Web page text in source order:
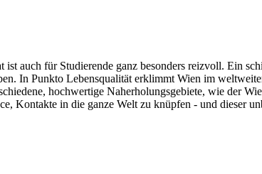
auch für Studierende ganz besonders reizvoll. Ein
In Punkto Lebensqualität erklimmt Wien im
hochwertige Naherholungsgebiete, wie der
Kontakte in die ganze Welt zu knüpfen - und dieser